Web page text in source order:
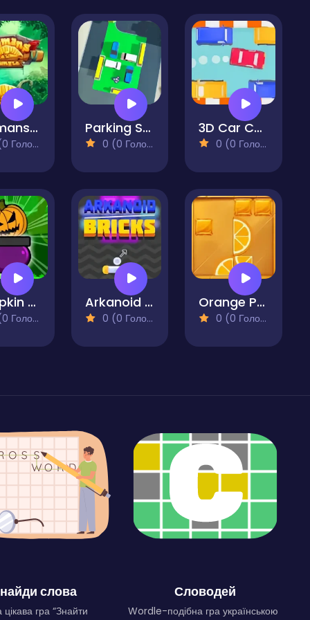
Shamans Jungle Parking Space
0 (0 Голосів)
3D Car Coin Hunt
0 (0 Голосів)
Pumpkin Pot Arkanoid Bricks
0 (0 Голосів)
Orange Puzzle Lab
0 (0 Голосів)
слова
гра “Знайти
Словодей
Wordle-подібна гра українською